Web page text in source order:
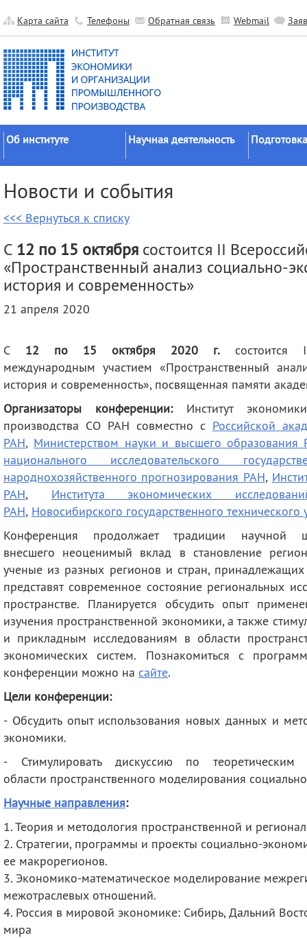
Карта сайта Телефоны Обратная связь Webmail
Об институте
Официальные документы
История
Научные подразделения
Прочие подразделения
деятельность
Научная деятельность
исследований
Гранты
Научные школы
Экспедиции
советы
Целевое
Новости и события
<<< Вернуться к списку
С 12 по 15 октября состоится II
«Пространственный анализ социально-
история и современность»
21 апреля 2020
С 12 по 15 октября 2020 г.состоится
международным участием «Пространственный
история и современность», посвященная памяти
Организаторы конференции: Институт
производства СО РАН совместно с Российской
РАН, Министерством науки и высшего образования
национального исследовательского
народнохозяйственного прогнозирования РАН,
РАН, Института экономических
РАН, Новосибирского государственного технического
Конференция продолжает традиции научной
внесшего неоценимый вклад в становление
ученые из разных регионов и стран,
представят современное состояние региональных
пространстве. Планируется обсудить опыт
изучения пространственной экономики, а также
и прикладным исследованиям в области
экономических систем. Познакомиться с
конференции можно на сайте.
Цели конференции:
- Обсудить опыт использования новых данных и
экономики.
- Стимулировать дискуссию по
области пространственного моделирования
Научные направления:
1. Теория и методология пространственной и
2. Стратегии, программы и проекты социально-
ее макрорегионов.
3. Экономико-математическое моделирование
межотраслевых отношений.
4. Россия в мировой экономике: Сибирь, Дальний
мира